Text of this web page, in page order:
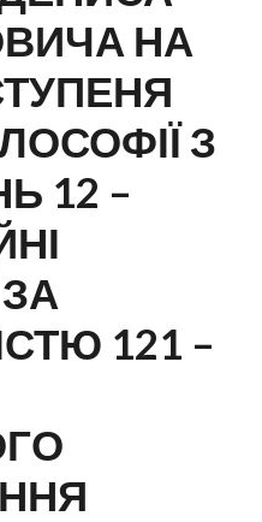
НА
З
12 –
121 –